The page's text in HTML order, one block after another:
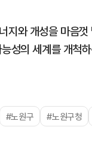
지와 개성을 마음
성의 세계를 개척
#노원구 #노원구청